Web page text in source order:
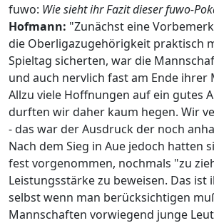
fuwo: Wie sieht ihr Fazit dieser fuwo-
Hofmann: "Zunächst eine
die Oberligazugehörigkeit praktisch
Spieltag sicherten, war die
und auch nervlich fast am Ende ihrer
Allzu viele Hoffnungen auf ein gutes
durften wir daher kaum hegen. Wir
- das war der Ausdruck der noch
Nach dem Sieg in Aue jedoch hatten
fest vorgenommen, nochmals "zu
Leistungsstärke zu beweisen. Das ist
selbst wenn man berücksichtigen
Mannschaften vorwiegend junge